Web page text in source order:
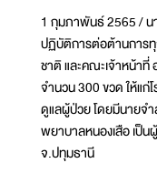
1 กุมภาพันธ์ 2565 /
ปฏิบัติการต่อต้านการ
ชาติ และคณะเจ้าหน้า
จำนวน 300 ขวด ให้แก่
ดูแลผู้ป่วย โดยมีนายจ
พยาบาลหนองเสือ เป็
จ.ปทุมธานี